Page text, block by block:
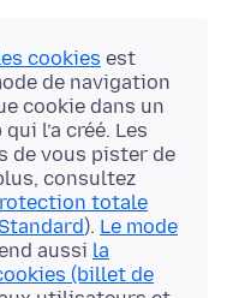
cookies est
de navigation
cookie dans un
l’a créé. Les
de vous pister de
consultez
totale
). Le mode
aussi la
(billet de